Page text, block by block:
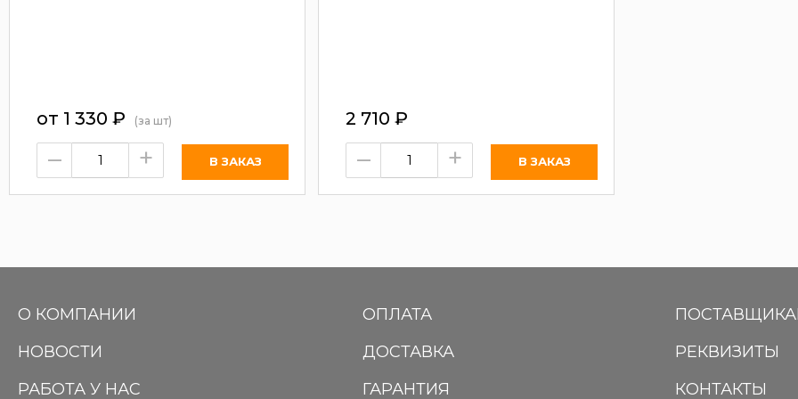
от 1 330 ₽ (за шт)
– +
2 710 ₽
– +
О КОМПАНИИ
НОВОСТИ
РАБОТА У НАС
ОПЛАТА
ДОСТАВКА
ГАРАНТИЯ
РЕКВИЗИТЫ
КОНТАКТЫ